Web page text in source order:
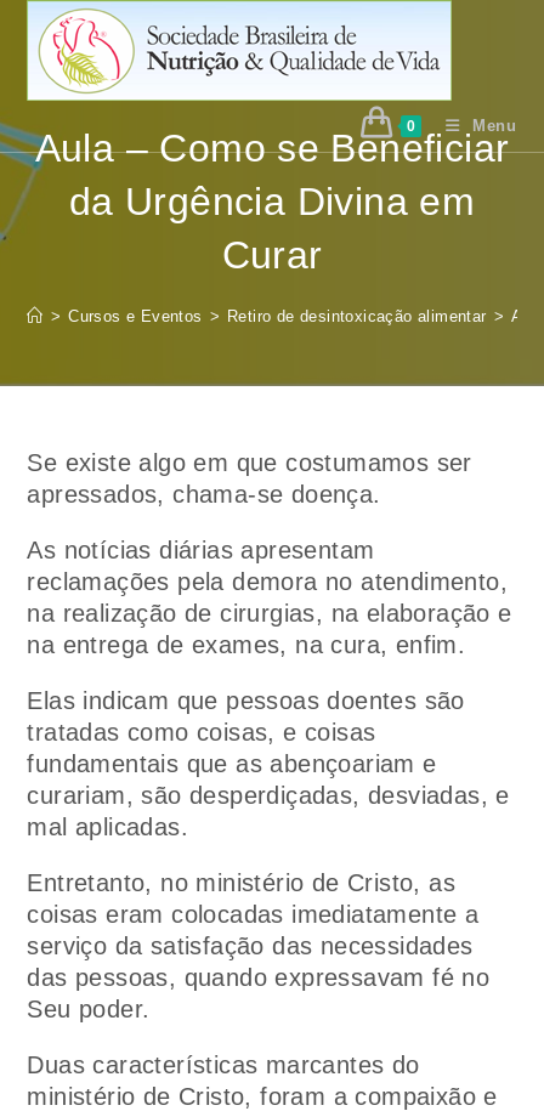
conteúdo
0 Menu
Aula – Como se Beneficiar
da Urgência Divina em
Curar
> Cursos e Eventos > Retiro de desintoxicação alimentar >
Se existe algo em que costumamos ser
apressados, chama-se doença.
As notícias diárias apresentam
reclamações pela demora no atendimento,
na realização de cirurgias, na elaboração e
na entrega de exames, na cura, enfim.
Elas indicam que pessoas doentes são
tratadas como coisas, e coisas
fundamentais que as abençoariam e
curariam, são desperdiçadas, desviadas, e
mal aplicadas.
Entretanto, no ministério de Cristo, as
coisas eram colocadas imediatamente a
serviço da satisfação das necessidades
das pessoas, quando expressavam fé no
Seu poder.
Duas características marcantes do
ministério de Cristo, foram a compaixão e